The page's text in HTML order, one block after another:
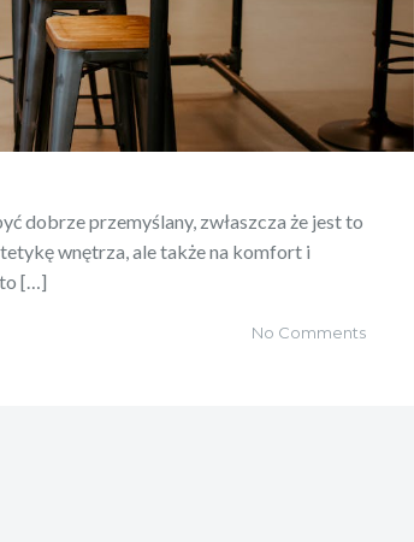
dobrze przemyślany, zwłaszcza że jest to
wnętrza, ale także na komfort i
[…]
No Comments